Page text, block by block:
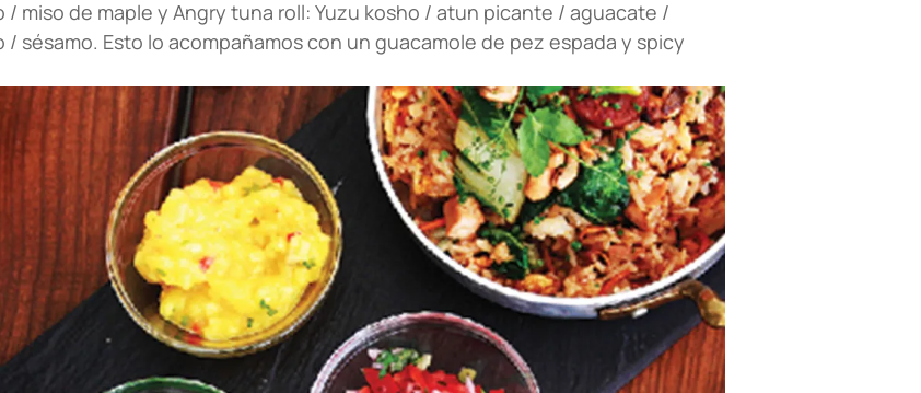
/ miso de maple y Angry tuna roll: Yuzu kosho / atun picante / aguacate /
/ sésamo. Esto lo acompañamos con un guacamole de pez espada y spicy